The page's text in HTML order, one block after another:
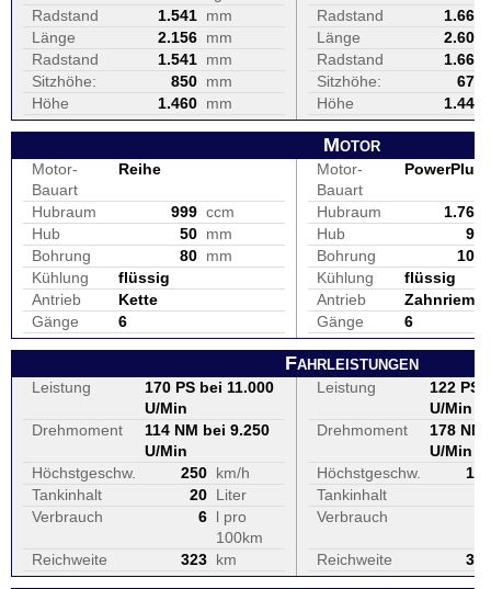
Radstand
1.541 mm
Länge
2.156 mm
Radstand
1.541 mm
Sitzhöhe:
850 mm
Höhe
1.460 mm
Radstand
1.669
Länge
2.609
Radstand
1.669
Sitzhöhe:
672
Höhe
1.444
Motor
Motor-
Bauart
Reihe
Hubraum 999 ccm
Hub
50 mm
Bohrung
80 mm
Kühlung
flüssig
Antrieb
Kette
Gänge
6
Motor-
Bauart
PowerPlus
Hubraum
1.768
Hub
96
Bohrung
108
Kühlung
flüssig
Antrieb
Gänge
6
Fahrleistungen
Leistung
170 PS bei 11.000
U/Min
Drehmoment
114 NM bei 9.250
U/Min
Höchstgeschw.
250 km/h
Tankinhalt
20 Liter
Verbrauch
6 l pro
100km
Reichweite
323 km
Leistung
122 PS
U/Min
Drehmoment
178 NM
U/Min
Höchstgeschw.
175
Tankinhalt
Verbrauch
Reichweite 368